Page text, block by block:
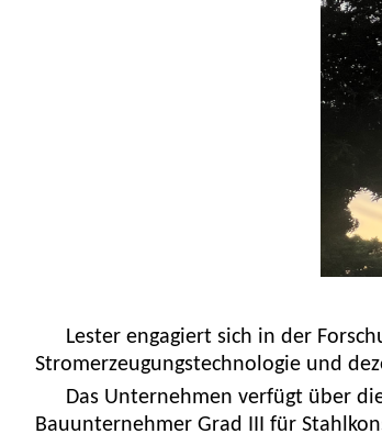
Lester engagiert sich in der
Stromerzeugungstechnologie und
Das Unternehmen verfügt über
Bauunternehmer Grad III für